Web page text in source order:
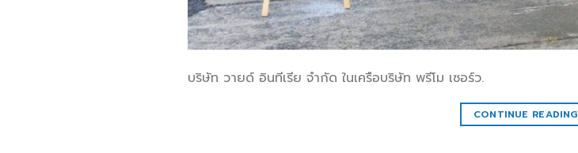
บริษัท วายด์ อินทีเรีย จำกัด ในเครือบริษัท พรีโม เซอร์ว.
CONTINUE READING